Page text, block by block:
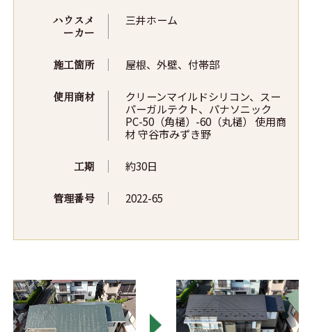
ハウスメ
ーカー
三井ホーム
施工箇所 屋根、外壁、付帯部
使用商材
クリーンマイルドシリコン、スー
パーガルテクト、パナソニック
PC-50（角樋）-60（丸樋） 使用商
材 守谷市みずき野
工期 約30日
管理番号 2022-65